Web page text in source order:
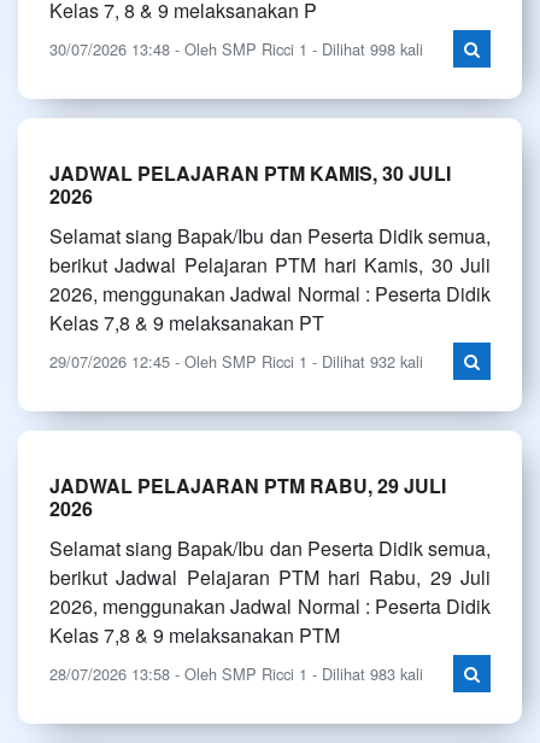
Kelas 7, 8 & 9 melaksanakan P
30/07/2026 13:48 - Oleh SMP Ricci 1 - Dilihat 998 kali
JADWAL PELAJARAN PTM KAMIS, 30 JULI
2026
Selamat siang Bapak/Ibu dan Peserta Didik semua,
berikut Jadwal Pelajaran PTM hari Kamis, 30 Juli
2026, menggunakan Jadwal Normal : Peserta Didik
Kelas 7,8 & 9 melaksanakan PT
29/07/2026 12:45 - Oleh SMP Ricci 1 - Dilihat 932 kali
JADWAL PELAJARAN PTM RABU, 29 JULI
2026
Selamat siang Bapak/Ibu dan Peserta Didik semua,
berikut Jadwal Pelajaran PTM hari Rabu, 29 Juli
2026, menggunakan Jadwal Normal : Peserta Didik
Kelas 7,8 & 9 melaksanakan PTM
28/07/2026 13:58 - Oleh SMP Ricci 1 - Dilihat 983 kali